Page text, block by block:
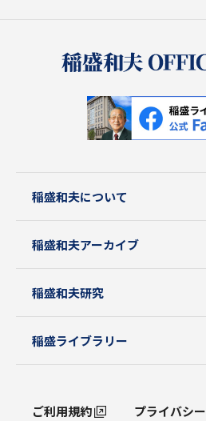
稲盛和夫について
稲盛和夫アーカイブ
稲盛和夫研究
稲盛ライブラリー
ご利用規約 プライバシー